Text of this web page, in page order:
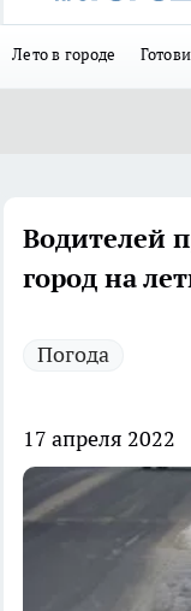
Лето в городе
Водителей
город на
Погода
17 апреля 2022